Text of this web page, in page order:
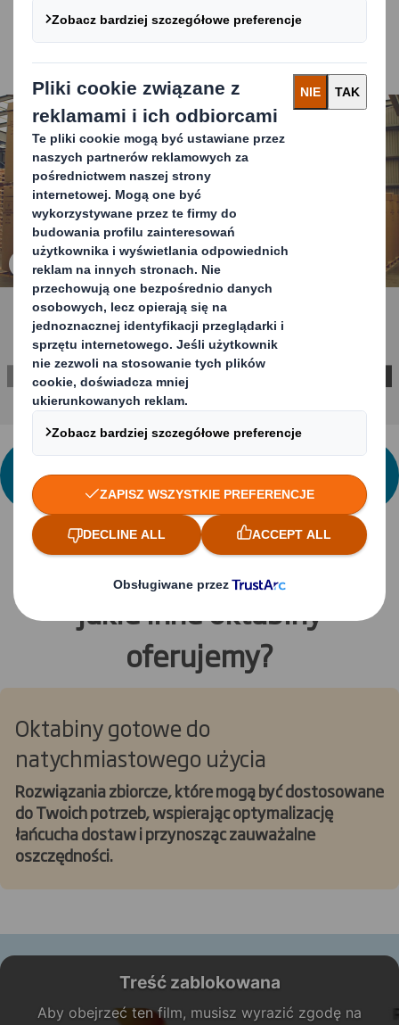
Potrzebujesz mniejszej partii? Zamów szybko i
Carousel. Use previous and next buttons to move
kliknij, aby powiększyć zdjęcie
ZGŁOŚ SIĘ DO DS SMITH PO WIĘCEJ
INFORMACJI!
Jakie inne oktabiny
oferujemy?
Oktabiny gotowe do
natychmiastowego użycia
Rozwiązania zbiorcze, które mogą być dostosowane
do Twoich potrzeb, wspierając optymalizację
łańcucha dostaw i przynosząc zauważalne
oszczędności.
Treść zablokowana
Aby obejrzeć ten film, musisz wyrazić zgodę na